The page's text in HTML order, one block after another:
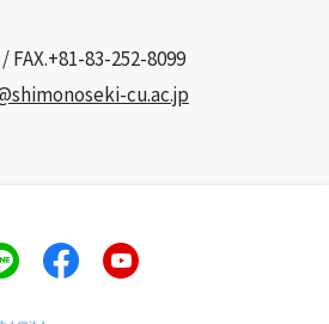
FAX.+81-83-252-8099
cu.ac.jp